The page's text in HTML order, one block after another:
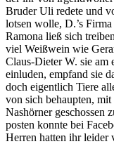
Bruder Uli redete und
lotsen wolle, D.’s
Ramona ließ sich
viel Weißwein wie
Claus-Dieter W. sie am
einluden, empfand sie
doch eigentlich Tiere
von sich behaupten,
Nashörner geschossen
posten konnte bei
Herren hatten ihr leider